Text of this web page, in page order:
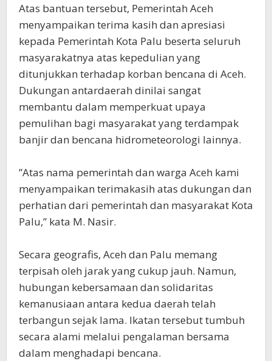
‎Atas bantuan tersebut, Pemerintah Aceh
menyampaikan terima kasih dan apresiasi
kepada Pemerintah Kota Palu beserta seluruh
masyarakatnya atas kepedulian yang
ditunjukkan terhadap korban bencana di Aceh.
Dukungan antardaerah dinilai sangat
membantu dalam memperkuat upaya
pemulihan bagi masyarakat yang terdampak
banjir dan bencana hidrometeorologi lainnya.
‎”Atas nama pemerintah dan warga Aceh kami
menyampaikan terimakasih atas dukungan dan
perhatian dari pemerintah dan masyarakat Kota
Palu,” kata M. Nasir.
‎Secara geografis, Aceh dan Palu memang
terpisah oleh jarak yang cukup jauh. Namun,
hubungan kebersamaan dan solidaritas
kemanusiaan antara kedua daerah telah
terbangun sejak lama. Ikatan tersebut tumbuh
secara alami melalui pengalaman bersama
dalam menghadapi bencana.